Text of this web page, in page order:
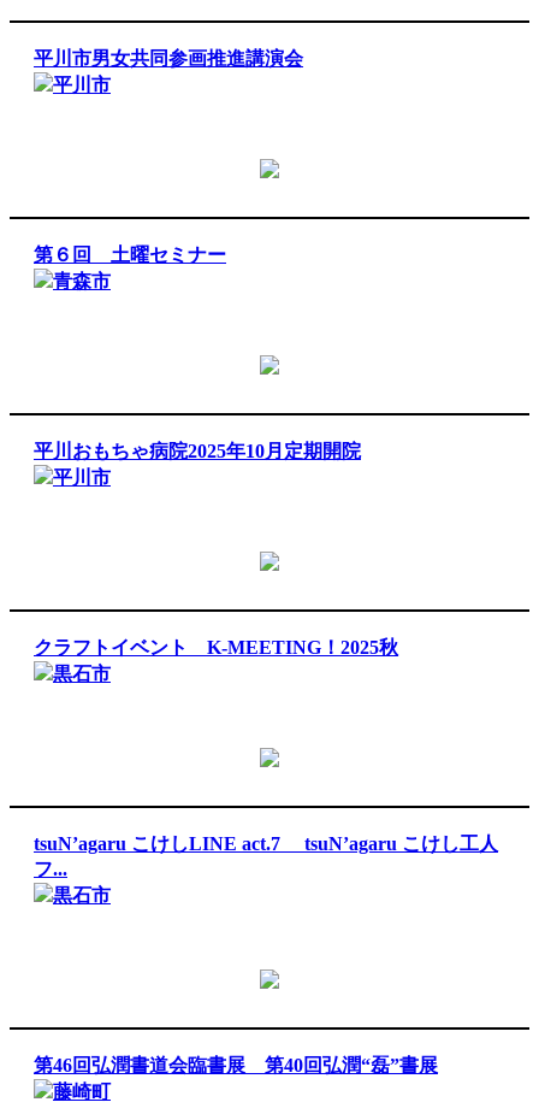
平川市男女共同参画推進講演会
平川市
第６回 土曜セミナー
青森市
平川おもちゃ病院2025年10月定期開院
平川市
クラフトイベント K-MEETING！2025秋
黒石市
tsuN’agaru こけしLINE act.7 tsuN’agaru こけし工人
フ...
黒石市
第46回弘潤書道会臨書展 第40回弘潤“磊”書展
藤崎町